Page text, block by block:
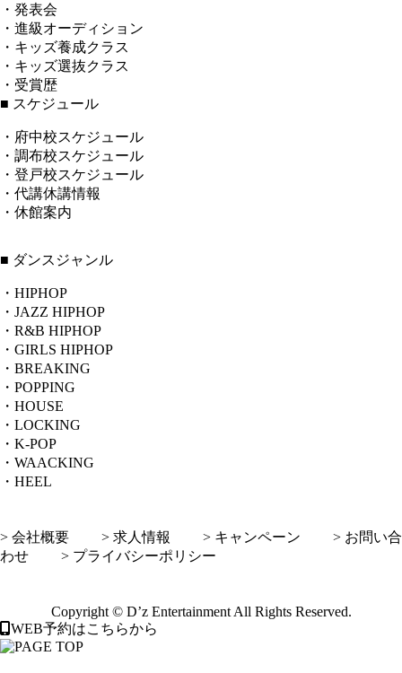
・発表会
・進級オーディション
・キッズ養成クラス
・キッズ選抜クラス
・受賞歴
■ スケジュール
・府中校スケジュール
・調布校スケジュール
・登戸校スケジュール
・代講休講情報
・休館案内
■ ダンスジャンル
・HIPHOP
・JAZZ HIPHOP
・R&B HIPHOP
・GIRLS HIPHOP
・BREAKING
・POPPING
・HOUSE
・LOCKING
・K-POP
・WAACKING
・HEEL
> 会社概要 > 求人情報 > キャンペーン
> お問い合
わせ
> プライバシーポリシー
Copyright © D’z Entertainment All Rights Reserved.
WEB予約はこちらから